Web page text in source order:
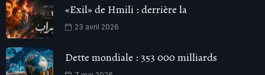
«Exil» de Hmili : derrière la
23 avril 2026
Dette mondiale : 353 000 milliards